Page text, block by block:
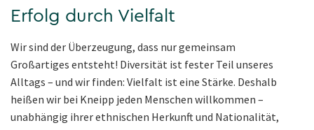
Erfolg durch Vielfalt
Wir sind der Überzeugung, dass nur gemeinsam
Großartiges entsteht! Diversität ist fester Teil unseres
Alltags – und wir finden: Vielfalt ist eine Stärke. Deshalb
heißen wir bei Kneipp jeden Menschen willkommen –
unabhängig ihrer ethnischen Herkunft und Nationalität,